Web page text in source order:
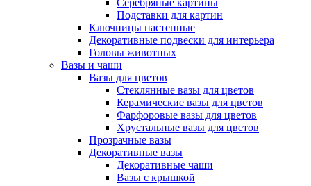
Серебряные картины
Подставки для картин
Ключницы настенные
Декоративные подвески для интерьера
Головы животных
Вазы и чаши
Вазы для цветов
Стеклянные вазы для цветов
Керамические вазы для цветов
Фарфоровые вазы для цветов
Хрустальные вазы для цветов
Прозрачные вазы
Декоративные вазы
Декоративные чаши
Вазы с крышкой